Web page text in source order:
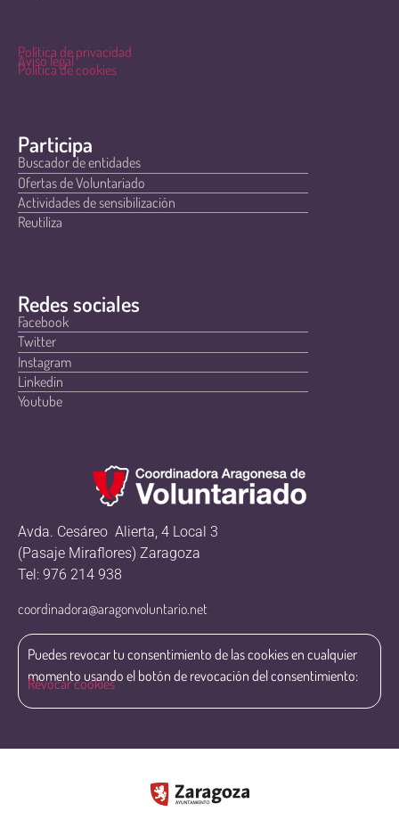
Política de privacidad
Aviso legal
Política de cookies
Participa
Buscador de entidades
Ofertas de Voluntariado
Actividades de sensibilización
Reutiliza
Redes sociales
Facebook
Twitter
Instagram
Linkedin
Youtube
Avda. Cesáreo Alierta, 4 Local 3
(Pasaje Miraflores) Zaragoza
Tel: 976 214 938
coordinadora@aragonvoluntario.net
Puedes revocar tu consentimiento de las cookies en cualquier
momento usando el botón de revocación del consentimiento:
Revocar cookies